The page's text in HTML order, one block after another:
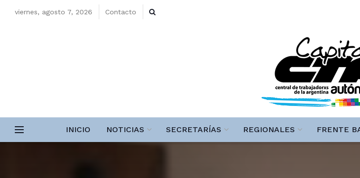
viernes, agosto 7, 2026 Contacto
INICIO NOTICIAS SECRETARÍAS REGIONALES FRENTE